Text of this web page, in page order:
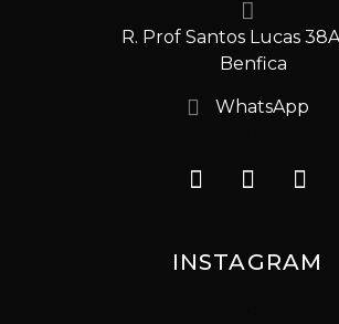
R. Prof Santos Lucas
Benfica
WhatsApp
INSTAGRAM